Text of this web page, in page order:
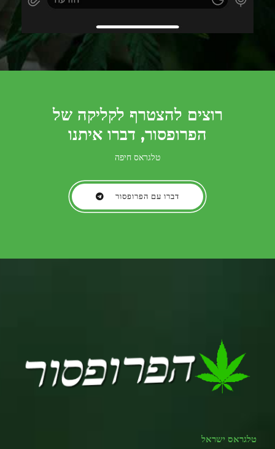
רוצים להצטרף לקליקה של
הפרופסור, דברו איתנו
טלגראס חיפה
דברו עם הפרופסור
טלגראס ישראל